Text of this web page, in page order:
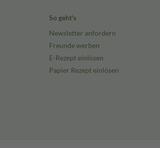
So geht's
Newsletter anfordern
Freunde werben
E-Rezept einlösen
Papier Rezept einlösen